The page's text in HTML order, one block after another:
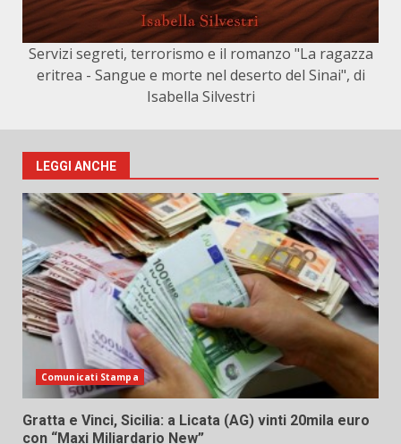
Servizi segreti, terrorismo e il romanzo "La ragazza
eritrea - Sangue e morte nel deserto del Sinai", di
Isabella Silvestri
LEGGI ANCHE
Comunicati Stampa
Gratta e Vinci, Sicilia: a Licata (AG) vinti 20mila euro
con “Maxi Miliardario New”